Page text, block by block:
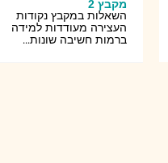
מקבץ 2
השאלות במקבץ נקודות
העצירה מעודדות למידה
ברמות חשיבה שונות...